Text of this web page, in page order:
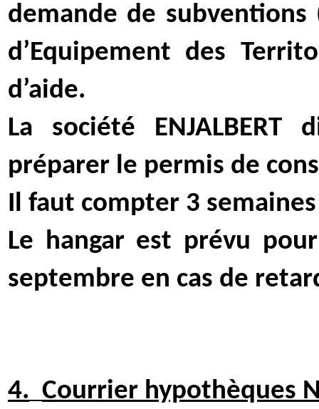
demande de
d’Equipement des
d’aide.
La société ENJALBERT
préparer le permis de
Il faut compter 3
Le hangar est prévu
septembre en cas de
4. Courrier hypothèques